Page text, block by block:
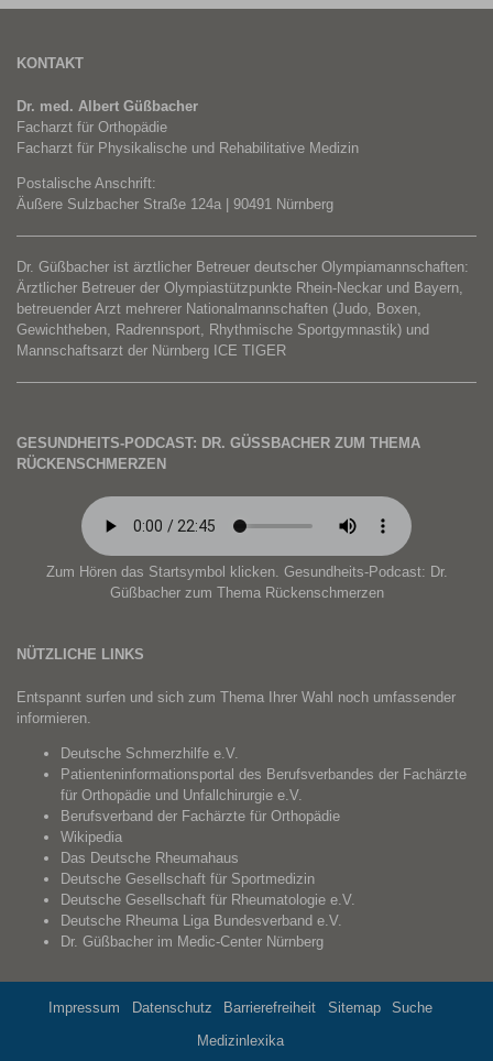
KONTAKT
Dr. med. Albert Güßbacher
Facharzt für Orthopädie
Facharzt für Physikalische und Rehabilitative Medizin
Postalische Anschrift:
Äußere Sulzbacher Straße 124a | 90491 Nürnberg
Dr. Güßbacher ist ärztlicher Betreuer deutscher Olympiamannschaften:
Ärztlicher Betreuer der Olympiastützpunkte Rhein-Neckar und Bayern,
betreuender Arzt mehrerer Nationalmannschaften (Judo, Boxen,
Gewichtheben, Radrennsport, Rhythmische Sportgymnastik) und
Mannschaftsarzt der Nürnberg ICE TIGER
GESUNDHEITS-PODCAST: DR. GÜSSBACHER ZUM THEMA R
ÜCKENSCHMERZEN
Zum Hören das Startsymbol klicken. Gesundheits-Podcast: Dr.
Güßbacher zum Thema Rückenschmerzen
NÜTZLICHE LINKS
Entspannt surfen und sich zum Thema Ihrer Wahl noch umfassender
informieren.
Deutsche Schmerzhilfe e.V.
Patienteninformationsportal des Berufsverbandes der Fachärzte
für Orthopädie und Unfallchirurgie e.V.
Berufsverband der Fachärzte für Orthopädie
Wikipedia
Das Deutsche Rheumahaus
Deutsche Gesellschaft für Sportmedizin
Deutsche Gesellschaft für Rheumatologie e.V.
Deutsche Rheuma Liga Bundesverband e.V.
Dr. Güßbacher im Medic-Center Nürnberg
Impressum Datenschutz Barrierefreiheit Sitemap
Suche
Medizinlexika